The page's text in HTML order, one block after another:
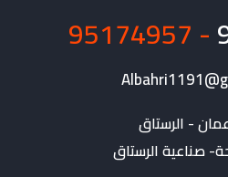
- 95174957
صناعية الرستاق